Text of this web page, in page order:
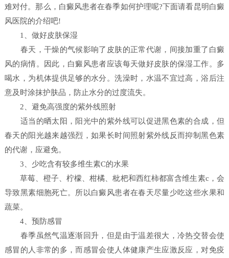
难对付。那么，白癜风患者在春季如何护理呢?下面请看昆明白癜
风医院的介绍吧!
1、做好皮肤保湿
春天，干燥的气候影响了皮肤的正常代谢，间接加重了白癜
风的病情。因此，白癜风患者应该每天做好皮肤的保湿工作。多
喝水，为机体提供足够的水分。洗澡时，水温不宜过高，浴后注
意及时涂抹护肤品，防止水分的过度流失。
2、避免高强度的紫外线照射
适当的晒太阳，阳光中的紫外线可以促进黑色素的合成，但
春天的阳光越来越强烈，如果长时间照射紫外线反而抑制黑色素
的代谢，应避免。
3、少吃含有较多维生素C的水果
草莓、橙子、柠檬、柑橘、枇杷和西红柿都富含维生素c，会
导致黑素细胞死亡。所以白癜风患者在春天尽量少吃这些水果和
蔬菜。
4、预防感冒
春季虽然气温逐渐回升，但是由于温差很大，冷热交替会使
感冒的人非常的多，而感冒会使人体健康产生应激反应，对免疫